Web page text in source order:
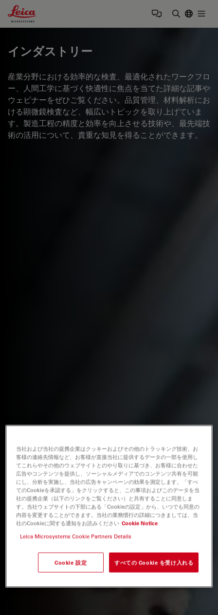
Leica Microsystems Logo
インダストリー
産業分野における効率的な検査、最適化されたワークフロ
ー、人間工学に基づく快適性に焦点を当てた詳細な記事や
ウェビナーをぜひご覧ください。品質管理、材料解析にお
ける顕微鏡検査など、幅広いトピックを取り上げていま
す。製造工程の精度と効率を向上させる技術や、最先端技
術の活用について、貴重な知見を得ることができます。
当社および当社の提携企業はクッキーおよびその他のトラッキング技術、お
客様の連絡先情報など、お客様が直接当社に提供するデータの一部を使用し
てこれらやその他のウェブサイトとのやり取りに基づき、お客様に合わせた
広告やコンテンツを提供し、ソーシャルメディアでのコンテンツ共有を可能
にし、分析を実施し、当社の広告キャンペーンの効果を測定します。「すべ
てのCookieを承認する」をクリックすると、この事項およびこのデータを当
社の提携企業（以下のリンクをご覧ください）と共有することに同意しま
す。当社ウェブサイトの下部にある「Cookieの設定」から、いつでも同意の
内容を変更することができます。当社の業務慣行の詳細につきましては、当
社のCookieに関する通知をお読みください Cookie Notice
Leica Microsystems Cookie Partners Details
Cookie 設定 すべての Cookie を受け入れる